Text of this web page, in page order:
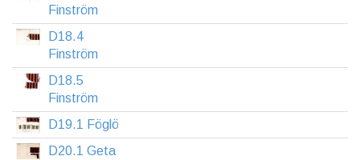
Finström
D18.4
Finström
D18.5
Finström
D19.1 Föglö
D20.1 Geta